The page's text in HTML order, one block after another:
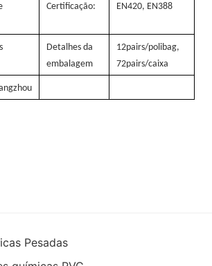
Certificação: EN420, EN388
Detalhes da
embalagem
12pairs/polibag,
72pairs/caixa
Pesadas